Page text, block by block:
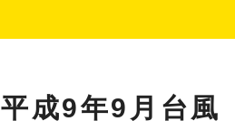
平成9年9月台風